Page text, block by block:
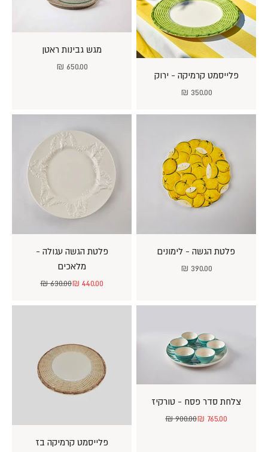
פלייסמט קרמיקה - ירוק
מחיר מבצע
350.00 ₪
מגש גבינות ראטן
מחיר מבצע
650.00 ₪
פלטת הגשה - לימונים
מחיר מבצע
390.00 ₪
פלטת הגשה עגולה -
מלאכים
מחיר מבצע
440.00 ₪ מחיר רגיל
630.00 ₪
צלחת סדר פסח - טורקיז
מחיר מבצע
765.00 ₪ מחיר רגיל
900.00 ₪
פלייסמט קרמיקה בז